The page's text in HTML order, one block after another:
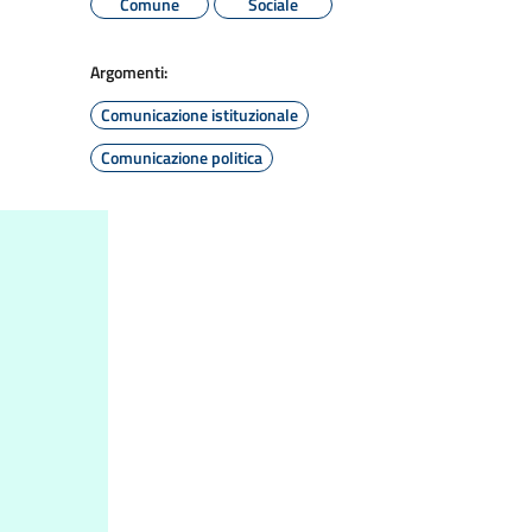
Argomenti:
Comunicazione istituzionale
Comunicazione politica